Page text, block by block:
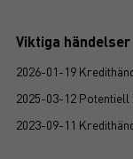
Viktiga händelser
2026-01-19
2025-03-12
2023-09-11